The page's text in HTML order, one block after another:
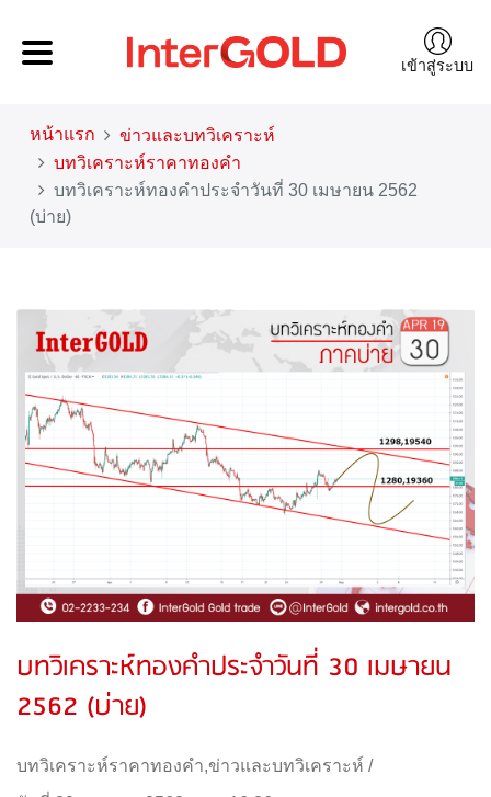
เข้าสู่ระบบ
หน้าแรก
ข่าวและบทวิเคราะห์
บทวิเคราะห์ราคาทองคำ
บทวิเคราะห์ทองคำประจำวันที่ 30 เมษายน 2562
(บ่าย)
บทวิเคราะห์ทองคำประจำวันที่ 30 เมษายน
2562 (บ่าย)
บทวิเคราะห์ราคาทองคำ,ข่าวและบทวิเคราะห์ /